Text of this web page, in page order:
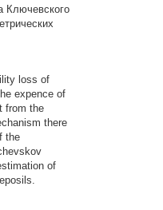
Ключевского
loss of
expence of
from the
there
the
of